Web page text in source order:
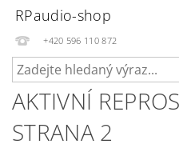
RPaudio-shop
+420 596 110 872
AKTIVNÍ
STRANA 2